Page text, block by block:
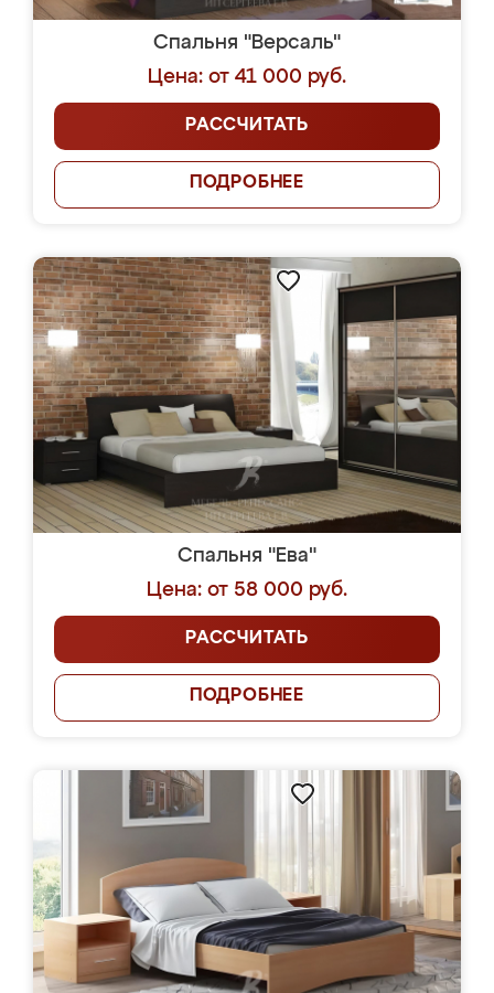
Спальня "Версаль"
Цена: от 41 000 руб.
РАССЧИТАТЬ
ПОДРОБНЕЕ
Спальня "Ева"
Цена: от 58 000 руб.
РАССЧИТАТЬ
ПОДРОБНЕЕ